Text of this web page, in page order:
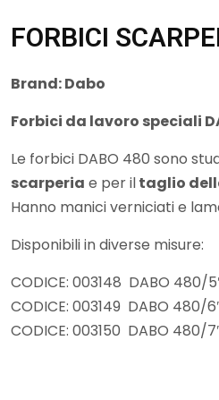
FORBICI
Brand:Dabo
Forbici da lavoro speciali
Le forbici DABO 480 sono
scarperia e per iltaglio
Hanno manici verniciati e
Disponibili in diverse misure:
CODICE: 003148 DABO 480/
CODICE: 003149 DABO 480/
CODICE: 003150 DABO 480/